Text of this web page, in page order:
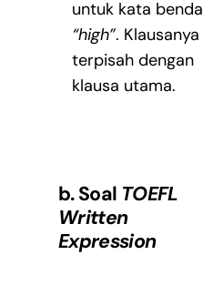
untuk kata benda
“high”. Klausanya
terpisah dengan
klausa utama.
b. Soal TOEFL
Written
Expression